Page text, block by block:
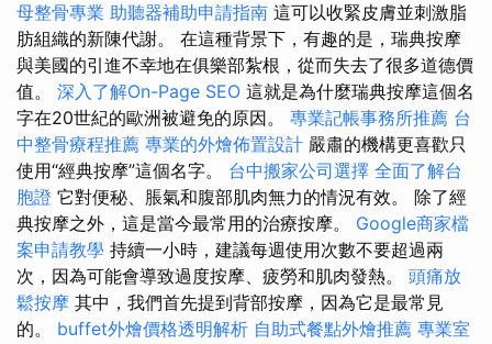
母整骨專業 助聽器補助申請指南 這可以收緊皮膚並刺激脂
肪組織的新陳代謝。 在這種背景下，有趣的是，瑞典按摩
與美國的引進不幸地在俱樂部紮根，從而失去了很多道德價
值。 深入了解On-Page SEO 這就是為什麼瑞典按摩這個名
字在20世紀的歐洲被避免的原因。 專業記帳事務所推薦 台
中整骨療程推薦 專業的外燴佈置設計 嚴肅的機構更喜歡只
使用“經典按摩”這個名字。 台中搬家公司選擇 全面了解台
胞證 它對便秘、脹氣和腹部肌肉無力的情況有效。 除了經
典按摩之外，這是當今最常用的治療按摩。 Google商家檔
案申請教學 持續一小時，建議每週使用次數不要超過兩
次，因為可能會導致過度按摩、疲勞和肌肉發熱。 頭痛放
鬆按摩 其中，我們首先提到背部按摩，因為它是最常見
的。 buffet外燴價格透明解析 自助式餐點外燴推薦 專業室